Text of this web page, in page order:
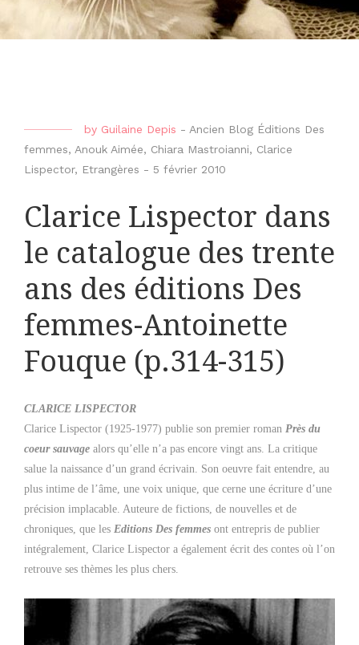
by Guilaine Depis - Ancien Blog Éditions Des
femmes, Anouk Aimée, Chiara Mastroianni, Clarice
Lispector, Etrangères - 5 février 2010
Clarice Lispector dans
le catalogue des trente
ans des éditions Des
femmes-Antoinette
Fouque (p.314-315)
CLARICE LISPECTOR
Clarice Lispector (1925-1977) publie son premier roman Près du
coeur sauvage alors qu’elle n’a pas encore vingt ans. La critique
salue la naissance d’un grand écrivain. Son oeuvre fait entendre, au
plus intime de l’âme, une voix unique, que cerne une écriture d’une
précision implacable. Auteure de fictions, de nouvelles et de
chroniques, que les Editions Des femmes ont entrepris de publier
intégralement, Clarice Lispector a également écrit des contes où l’on
retrouve ses thèmes les plus chers.